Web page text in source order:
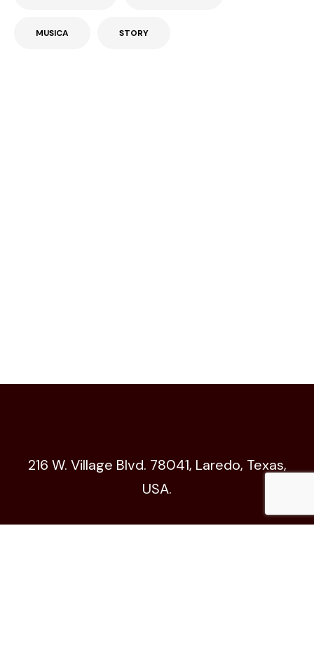
MUSICA STORY
216 W. Village Blvd. 78041, Laredo, Texas,
USA.